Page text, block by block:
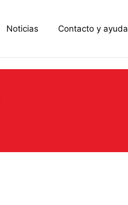
Noticias Contacto y ayuda